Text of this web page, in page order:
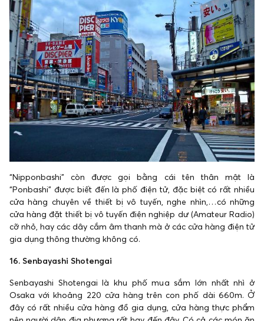
“Nipponbashi” còn được gọi bằng cái tên thân mật là
“Ponbashi” được biết đến là phố điện tử, đặc biệt có rất nhiều
cửa hàng chuyên về thiết bị vô tuyến, nghe nhìn,…có những
cửa hàng đặt thiết bị vô tuyến điện nghiệp dư (Amateur Radio)
cỡ nhỏ, hay các dây cắm âm thanh mà ở các cửa hàng điện tử
gia dụng thông thường không có.
16. Senbayashi Shotengai
Senbayashi Shotengai là khu phố mua sắm lớn nhất nhì ở
Osaka với khoảng 220 cửa hàng trên con phố dài 660m. Ở
đây có rất nhiều cửa hàng đồ gia dụng, cửa hàng thực phẩm